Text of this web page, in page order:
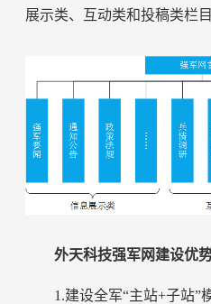
展示类、互动类和投稿类栏目
外天科技强军网建设优
1.建设全军“主站+子站”